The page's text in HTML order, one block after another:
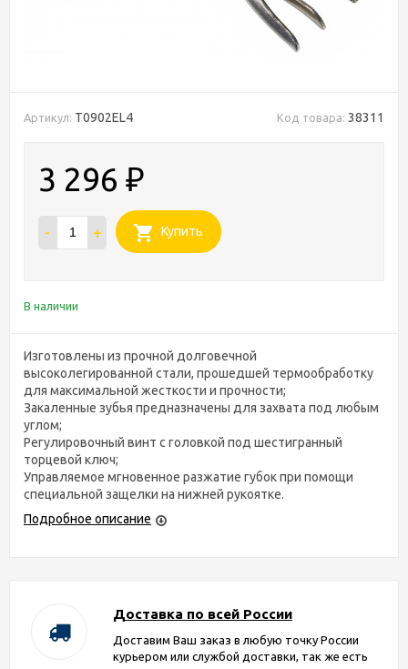
Код товара: 38311
Артикул: T0902EL4
3 296 ₽
- + Купить
В наличии
Изготовлены из прочной долговечной
высоколегированной стали, прошедшей термообработку
для максимальной жесткости и прочности;
Закаленные зубья предназначены для захвата под любым
углом;
Регулировочный винт с головкой под шестигранный
торцевой ключ;
Управляемое мгновенное разжатие губок при помощи
специальной защелки на нижней рукоятке.
Подробное описание
Доставка по всей России
Доставим Ваш заказ в любую точку России
курьером или службой доставки, так же есть